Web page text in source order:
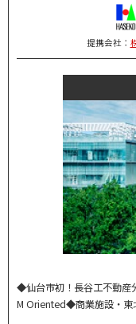
提携会社：
◆仙台市初！長谷工不動
M Oriented◆商業施設・東